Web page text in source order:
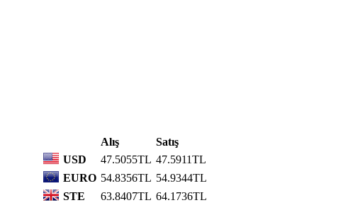
Alış
Satış
USD
47.5055TL 47.5911TL
EURO 54.8356TL 54.9344TL
STE
63.8407TL 64.1736TL